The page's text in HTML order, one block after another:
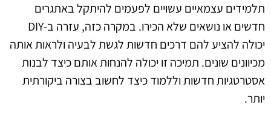
תלמידים עצמאיים עשויים לפעמים להיתקל באתגרים
חדשים או נושאים שלא הכירו. במקרה כזה, עזרה ב-DIY
יכולה להציע להם דרכים חדשות לגשת לבעיה ולראות אותה
מכיוונים שונים. תמיכה זו יכולה להנחות אותם כיצד לבנות
אסטרטגיות חדשות וללמוד כיצד לחשוב בצורה ביקורתית
יותר.